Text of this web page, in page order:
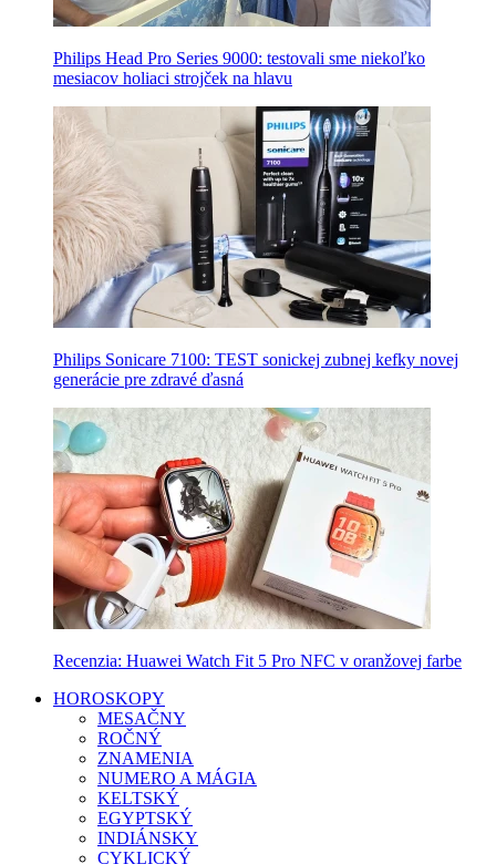
Philips Head Pro Series 9000: testovali sme niekoľko
mesiacov holiaci strojček na hlavu
Philips Sonicare 7100: TEST sonickej zubnej kefky novej
generácie pre zdravé ďasná
Recenzia: Huawei Watch Fit 5 Pro NFC v oranžovej farbe
HOROSKOPY
MESAČNY
ROČNÝ
ZNAMENIA
NUMERO A MÁGIA
KELTSKÝ
EGYPTSKÝ
INDIÁNSKY
CYKLICKÝ